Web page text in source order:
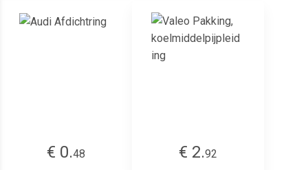
€ 0.48
€ 2.92